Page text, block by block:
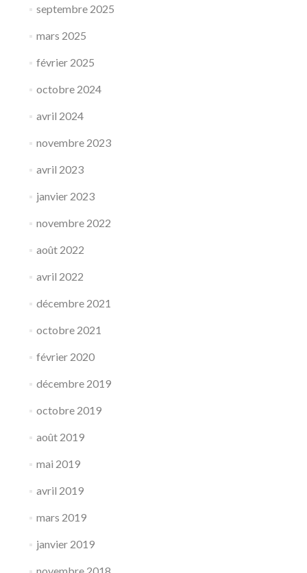
septembre 2025
mars 2025
février 2025
octobre 2024
avril 2024
novembre 2023
avril 2023
janvier 2023
novembre 2022
août 2022
avril 2022
décembre 2021
octobre 2021
février 2020
décembre 2019
octobre 2019
août 2019
mai 2019
avril 2019
mars 2019
janvier 2019